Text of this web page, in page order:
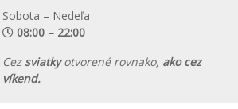
Sobota – Nedeľa
08:00 – 22:00
Cez sviatkyotvorené rovnako, ako cez
víkend.